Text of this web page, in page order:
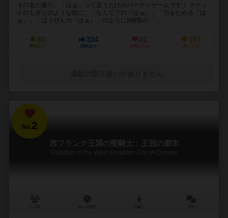
その名の通り、「はぁ」って言うだけのパーティゲームです！ チケッ
トのもぎりのような紙に、「なんで？の『はぁ』」「力をためる『は
ぁ』」「ぼうぜんの『はぁ』」のように8種類の「...
90
興味あり
334
経験あり
41
お気に入り
167
持ってる
No.2
西フランク王国の聖騎士：王冠の都市
Paladins of the West Kingdom: City of Crowns